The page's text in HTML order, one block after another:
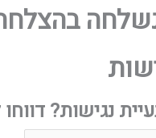
נגישות? דווחו